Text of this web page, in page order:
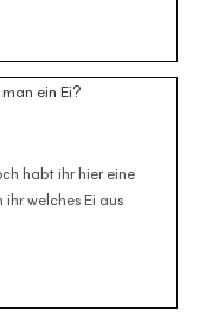
habt ihr hier eine
welches Ei aus